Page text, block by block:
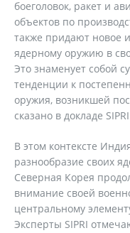
боеголовок, ракет и
объектов по
также придают новое
ядерному оружию в
Это знаменует собой
тенденции к
оружия, возникшей
сказано в докладе
В этом контексте
разнообразие своих
Северная Корея
внимание своей
центральному
Эксперты SIPRI